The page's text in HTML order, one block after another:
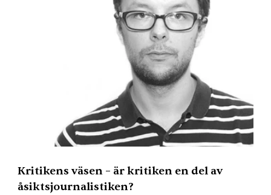
Kritikens väsen – är kritiken en del av
åsiktsjournalistiken?